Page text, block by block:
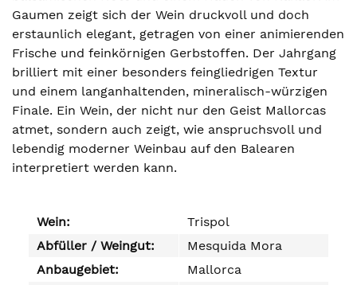
Gaumen zeigt sich der Wein druckvoll und doch
erstaunlich elegant, getragen von einer animierenden
Frische und feinkörnigen Gerbstoffen. Der Jahrgang
brilliert mit einer besonders feingliedrigen Textur
und einem langanhaltenden, mineralisch-würzigen
Finale. Ein Wein, der nicht nur den Geist Mallorcas
atmet, sondern auch zeigt, wie anspruchsvoll und
lebendig moderner Weinbau auf den Balearen
interpretiert werden kann.
Wein:
Trispol
Abfüller / Weingut:
Mesquida Mora
Anbaugebiet:
Mallorca